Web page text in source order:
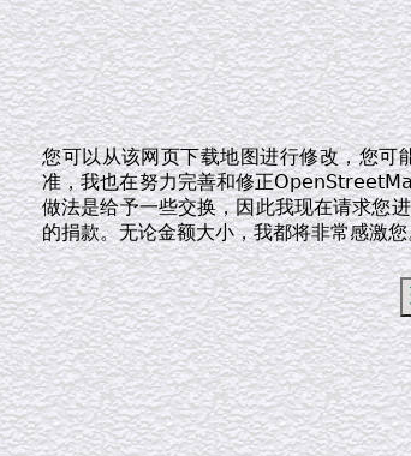
您可以从该网页下载地图进行修改，您可
准，我也在努力完善和修正
做法是给予一些交换，因此我现在请求您
的捐款。无论金额大小，我都将非常感激